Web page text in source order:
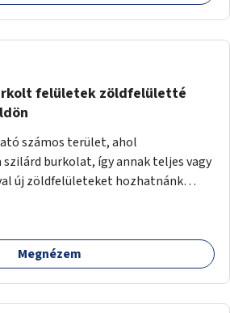
felületek zöldfelületté
számos terület, ahol
burkolat, így annak teljes vagy
új zöldfelületeket hozhatnánk
Megnézem